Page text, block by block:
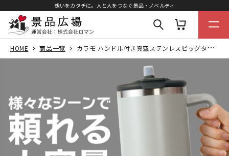
想いをカタチに。人と人をつなぐ景品・ノベルティ
HOME 商品一覧 カラモ ハンドル付き真空ステンレスビッグタンブラー 1.2L グレー